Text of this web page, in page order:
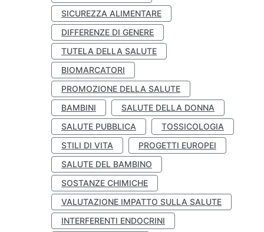
SICUREZZA ALIMENTARE
DIFFERENZE DI GENERE
TUTELA DELLA SALUTE
BIOMARCATORI
PROMOZIONE DELLA SALUTE
BAMBINI
SALUTE DELLA DONNA
SALUTE PUBBLICA
TOSSICOLOGIA
STILI DI VITA
PROGETTI EUROPEI
SALUTE DEL BAMBINO
SOSTANZE CHIMICHE
VALUTAZIONE IMPATTO SULLA SALUTE
INTERFERENTI ENDOCRINI